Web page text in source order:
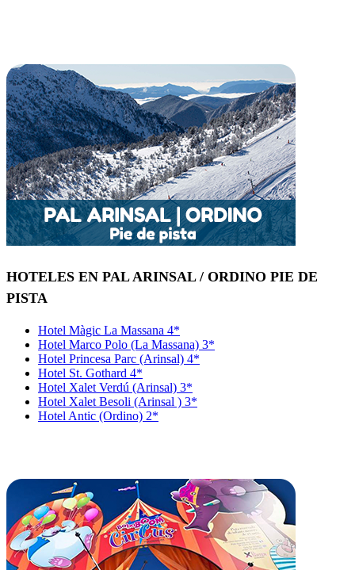
HOTELES EN PAL ARINSAL / ORDINO PIE DE
PISTA
Hotel Màgic La Massana 4*
Hotel Marco Polo (La Massana) 3*
Hotel Princesa Parc (Arinsal) 4*
Hotel St. Gothard 4*
Hotel Xalet Verdú (Arinsal) 3*
Hotel Xalet Besoli (Arinsal ) 3*
Hotel Antic (Ordino) 2*